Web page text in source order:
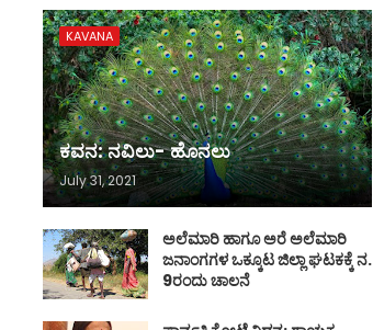
KAVANA
ಕವನ: ನವಿಲು- ಹೊನಲು
July 31, 2021
ಅಲೆಮಾರಿ ಹಾಗೂ ಅರೆ ಅಲೆಮಾರಿ
ಜನಾಂಗಗಳ ಒಕ್ಕೂಟ ಜಿಲ್ಲಾ ಘಟಕಕ್ಕೆ ನ.
9ರಂದು ಚಾಲನೆ